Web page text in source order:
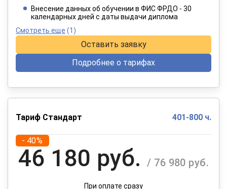
При оплате в рассрочку на 12 месяцев
Внесение данных об обучении в ФИС ФРДО - 30
календарных дней с даты выдачи диплома
Смотреть еще (1)
Оставить заявку
Подробнее о тарифах
Тариф Стандарт 401-800 ч.
- 40%
46 180 руб. / 76 980 руб.
При оплате сразу